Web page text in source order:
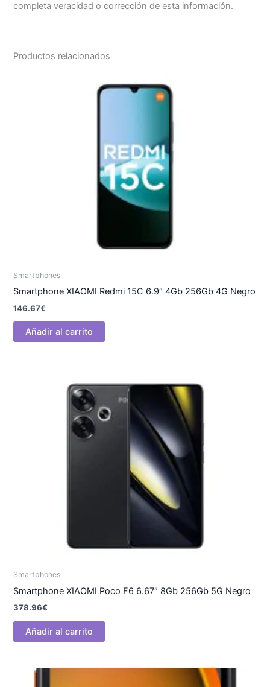
completa veracidad o corrección de esta información.
Productos relacionados
Smartphones
Smartphone XIAOMI Redmi 15C 6.9″ 4Gb 256Gb 4G Negro
146.67€
Añadir al carrito
Smartphones
Smartphone XIAOMI Poco F6 6.67″ 8Gb 256Gb 5G Negro
378.96€
Añadir al carrito